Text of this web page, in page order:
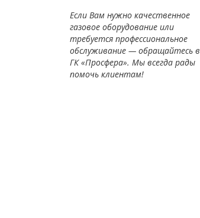
Если Вам нужно качественное
газовое оборудование или
требуется профессиональное
обслуживание — обращайтесь в
ГК «Просфера». Мы всегда рады
помочь клиентам!